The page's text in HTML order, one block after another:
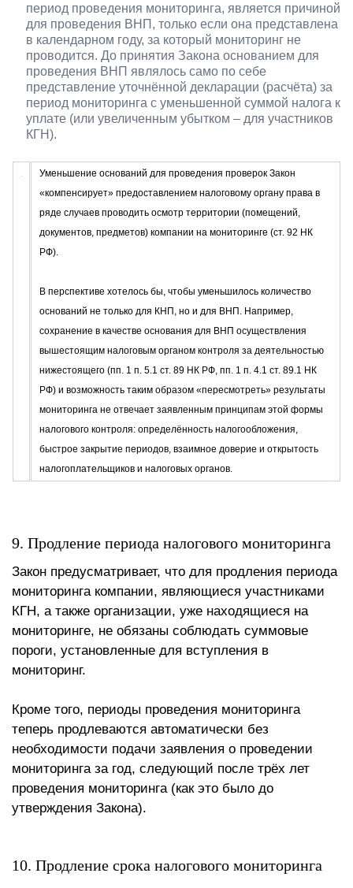
период проведения мониторинга, является причиной
для проведения ВНП, только если она представлена
в календарном году, за который мониторинг не
проводится. До принятия Закона основанием для
проведения ВНП являлось само по себе
представление уточнённой декларации (расчёта) за
период мониторинга с уменьшенной суммой налога к
уплате (или увеличенным убытком – для участников
КГН).
Уменьшение оснований для проведения проверок Закон
«компенсирует» предоставлением налоговому органу права в
ряде случаев проводить осмотр территории (помещений,
документов, предметов) компании на мониторинге (ст. 92 НК
РФ).
В перспективе хотелось бы, чтобы уменьшилось количество
оснований не только для КНП, но и для ВНП. Например,
сохранение в качестве основания для ВНП осуществления
вышестоящим налоговым органом контроля за деятельностью
нижестоящего (пп. 1 п. 5.1 ст. 89 НК РФ, пп. 1 п. 4.1 ст. 89.1 НК
РФ) и возможность таким образом «пересмотреть» результаты
мониторинга не отвечает заявленным принципам этой формы
налогового контроля: определённость налогообложения,
быстрое закрытие периодов, взаимное доверие и открытость
налогоплательщиков и налоговых органов.
9. Продление периода налогового мониторинга
Закон предусматривает, что для продления периода
мониторинга компании, являющиеся участниками
КГН, а также организации, уже находящиеся на
мониторинге, не обязаны соблюдать суммовые
пороги, установленные для вступления в
мониторинг.
Кроме того, периоды проведения мониторинга
теперь продлеваются автоматически без
необходимости подачи заявления о проведении
мониторинга за год, следующий после трёх лет
проведения мониторинга (как это было до
утверждения Закона).
10. Продление срока налогового мониторинга